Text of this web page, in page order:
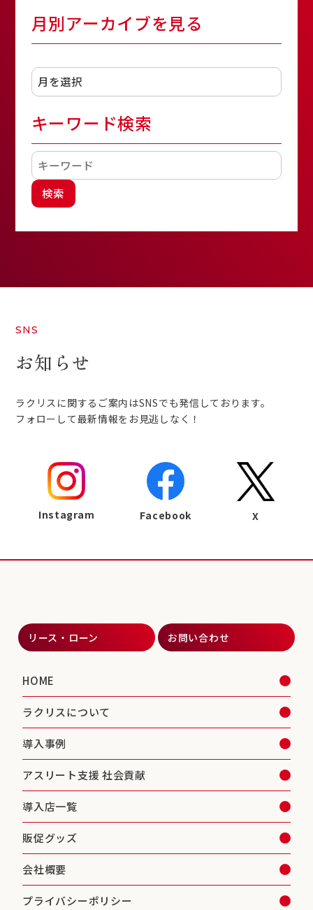
月別アーカイブを見る
キーワード検索
検索
SNS
お知らせ
ラクリスに関するご案内はSNSでも発信しております。
フォローして最新情報をお見逃しなく！
Instagram Facebook X
リース・ローン お問い合わせ
HOME
ラクリスについて
導入事例
アスリート支援 社会貢献
導入店一覧
販促グッズ
会社概要
プライバシーポリシー